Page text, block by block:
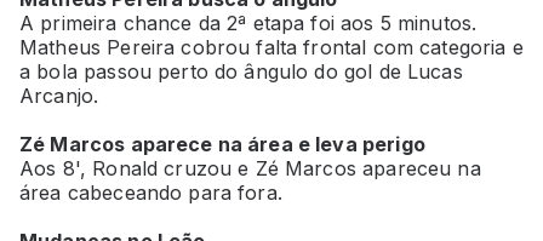
A primeira chance da 2ª etapa foi aos 5 minutos.
Matheus Pereira cobrou falta frontal com categoria e
a bola passou perto do ângulo do gol de Lucas
Arcanjo.
Zé Marcos aparece na área e leva perigo
Aos 8', Ronald cruzou e Zé Marcos apareceu na
área cabeceando para fora.